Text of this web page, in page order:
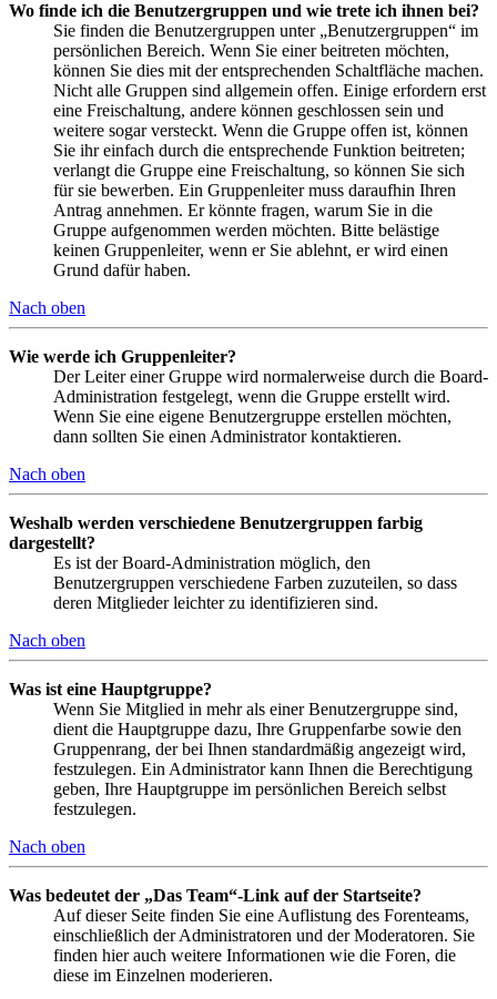
Wo finde ich die Benutzergruppen und wie trete ich ihnen bei?
Sie finden die Benutzergruppen unter „Benutzergruppen“ im
persönlichen Bereich. Wenn Sie einer beitreten möchten,
können Sie dies mit der entsprechenden Schaltfläche machen.
Nicht alle Gruppen sind allgemein offen. Einige erfordern erst
eine Freischaltung, andere können geschlossen sein und
weitere sogar versteckt. Wenn die Gruppe offen ist, können
Sie ihr einfach durch die entsprechende Funktion beitreten;
verlangt die Gruppe eine Freischaltung, so können Sie sich
für sie bewerben. Ein Gruppenleiter muss daraufhin Ihren
Antrag annehmen. Er könnte fragen, warum Sie in die
Gruppe aufgenommen werden möchten. Bitte belästige
keinen Gruppenleiter, wenn er Sie ablehnt, er wird einen
Grund dafür haben.
Nach oben
Wie werde ich Gruppenleiter?
Der Leiter einer Gruppe wird normalerweise durch die Board-
Administration festgelegt, wenn die Gruppe erstellt wird.
Wenn Sie eine eigene Benutzergruppe erstellen möchten,
dann sollten Sie einen Administrator kontaktieren.
Nach oben
Weshalb werden verschiedene Benutzergruppen farbig
dargestellt?
Es ist der Board-Administration möglich, den
Benutzergruppen verschiedene Farben zuzuteilen, so dass
deren Mitglieder leichter zu identifizieren sind.
Nach oben
Was ist eine Hauptgruppe?
Wenn Sie Mitglied in mehr als einer Benutzergruppe sind,
dient die Hauptgruppe dazu, Ihre Gruppenfarbe sowie den
Gruppenrang, der bei Ihnen standardmäßig angezeigt wird,
festzulegen. Ein Administrator kann Ihnen die Berechtigung
geben, Ihre Hauptgruppe im persönlichen Bereich selbst
festzulegen.
Nach oben
Was bedeutet der „Das Team“-Link auf der Startseite?
Auf dieser Seite finden Sie eine Auflistung des Forenteams,
einschließlich der Administratoren und der Moderatoren. Sie
finden hier auch weitere Informationen wie die Foren, die
diese im Einzelnen moderieren.